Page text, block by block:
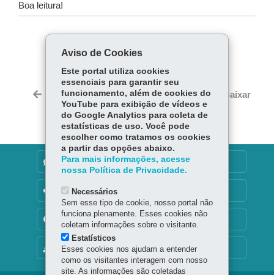
Boa leitura!
ce
bo
ok
Tw
itt
er
ts
Ap
p
Voltar Início Imprimir Baixar
MAPA DO SITE
DENUNCIE CORRUPÇÃO
OUVIDORIA
TRANSPARÊNCIA INSTITUCIONAL
Aviso de Cookies
Este portal utiliza cookies
essenciais para garantir seu
funcionamento, além de cookies do
YouTube para exibição de vídeos e
do Google Analytics para coleta de
estatísticas de uso. Você pode
escolher como tratamos os cookies
a partir das opções abaixo.
Para mais informações, acesse
nossa Política de Privacidade.
Necessários
Sem esse tipo de cookie, nosso portal não
funciona plenamente. Esses cookies não
coletam informações sobre o visitante.
Estatísticos
Esses cookies nos ajudam a entender
como os visitantes interagem com nosso
site. As informações são coletadas